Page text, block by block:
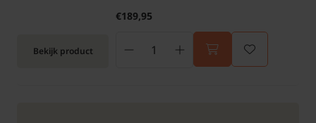
Bekijk product
€189,95